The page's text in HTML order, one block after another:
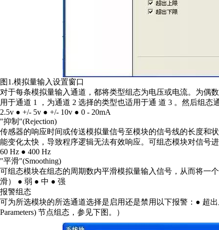
图1.模拟量输入设置窗口
对于每条模拟量输入通道，都将类型组态为电压或电流。为偶
用于通道 1 ，为通道 2 选择的类型也适用于通 道 3 。然后组
2.5v ● +/- 5v ● +/- 10v ● 0 - 20mA
"抑制"(Rejection)
传感器的响应时间或传送模拟量信号至模块的信号线的长度和
能变化太快，导致程序逻辑无法有效响应。可组态模块对信号
60 Hz ● 400 Hz
"平滑"(Smoothing)
可组态模块在组态的周期数内平滑模拟量输入信号，从而将一
滑） ● 弱 ● 中 ● 强
报警组态
可为所选模块的所选通道选择是启用还是禁用以下报警：● 超
Parameters) 节点组态，参见下图。）